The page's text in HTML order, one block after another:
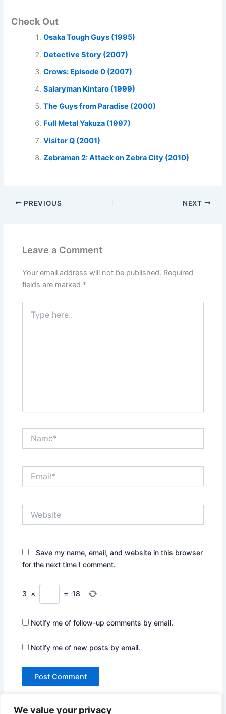
We value your privacy
Check Out
Osaka Tough Guys (1995)
Detective Story (2007)
Crows: Episode 0 (2007)
Salaryman Kintaro (1999)
The Guys from Paradise (2000)
Full Metal Yakuza (1997)
Visitor Q (2001)
Zebraman 2: Attack on Zebra City (2010)
PREVIOUS NEXT
Leave a Comment
Your email address will not be published. Required
fields are marked *
here..
Save my name, email, and website in this browser
for the next time I comment.
3 × = 18
Notify me of follow-up comments by email.
Notify me of new posts by email.